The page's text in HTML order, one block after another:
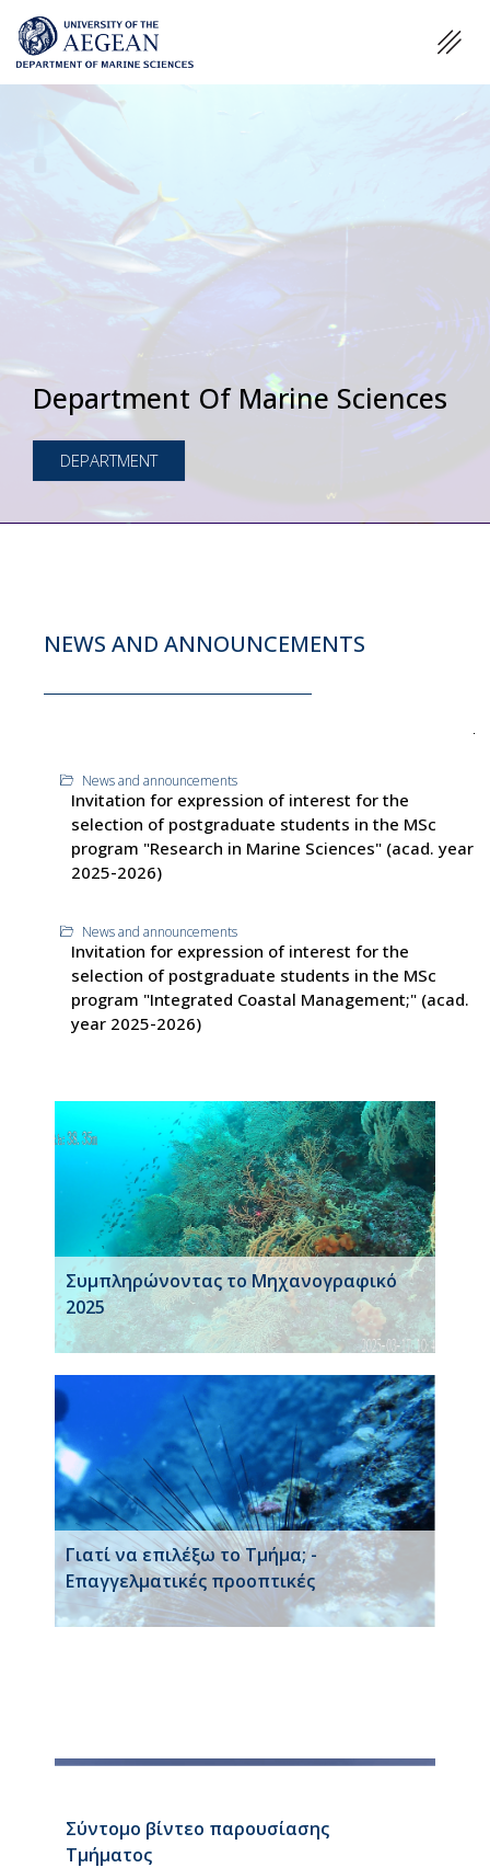
Department Of Marine Sciences
DEPARTMENT
NEWS AND ANNOUNCEMENTS
News and announcements
Invitation for expression of interest for the
selection of postgraduate students in the MSc
program "Research in Marine Sciences" (acad. year
2025-2026)
News and announcements
Invitation for expression of interest for the
selection of postgraduate students in the MSc
program "Integrated Coastal Management;" (acad.
year 2025-2026)
Συμπληρώνοντας το Μηχανογραφικό
2025
Γιατί να επιλέξω το Τμήμα; -
Επαγγελματικές προοπτικές
Σύντομο βίντεο παρουσίασης
Τμήματος